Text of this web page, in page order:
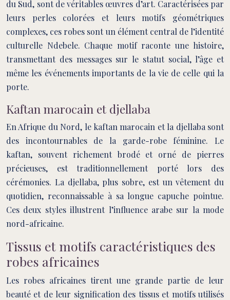
du Sud, sont de véritables œuvres d’art. Caractérisées par
leurs perles colorées et leurs motifs géométriques
complexes, ces robes sont un élément central de l’identité
culturelle Ndebele. Chaque motif raconte une histoire,
transmettant des messages sur le statut social, l’âge et
même les événements importants de la vie de celle qui la
porte.
Kaftan marocain et djellaba
En Afrique du Nord, le kaftan marocain et la djellaba sont
des incontournables de la garde-robe féminine. Le
kaftan, souvent richement brodé et orné de pierres
précieuses, est traditionnellement porté lors des
cérémonies. La djellaba, plus sobre, est un vêtement du
quotidien, reconnaissable à sa longue capuche pointue.
Ces deux styles illustrent l’influence arabe sur la mode
nord-africaine.
Tissus et motifs caractéristiques des
robes africaines
Les robes africaines tirent une grande partie de leur
beauté et de leur signification des tissus et motifs utilisés